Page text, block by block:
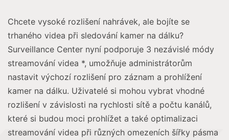
Chcete vysoké rozlišení nahrávek, ale bojíte se
trhaného videa při sledování kamer na dálku?
Surveillance Center nyní podporuje 3 nezávislé módy
streamování videa *, umožňuje administrátorům
nastavit výchozí rozlišení pro záznam a prohlížení
kamer na dálku. Uživatelé si mohou vybrat vhodné
rozlišení v závislosti na rychlosti sítě a počtu kanálů,
které si budou moci prohlížet a také optimalizaci
streamování videa při různých omezeních šířky pásma